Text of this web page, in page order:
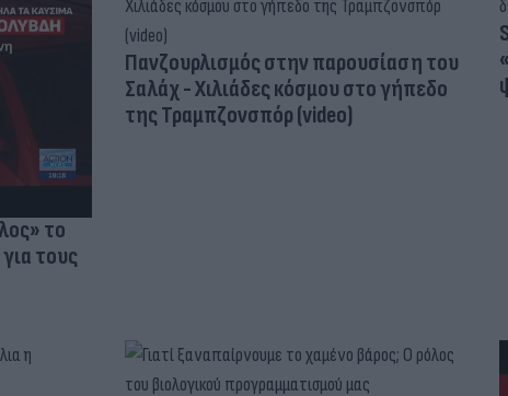
το
τους
Πανζουρλισμός στην παρουσίαση του
Σαλάχ - Χιλιάδες κόσμου στο γήπεδο
της Τραμπζονσπόρ (video)